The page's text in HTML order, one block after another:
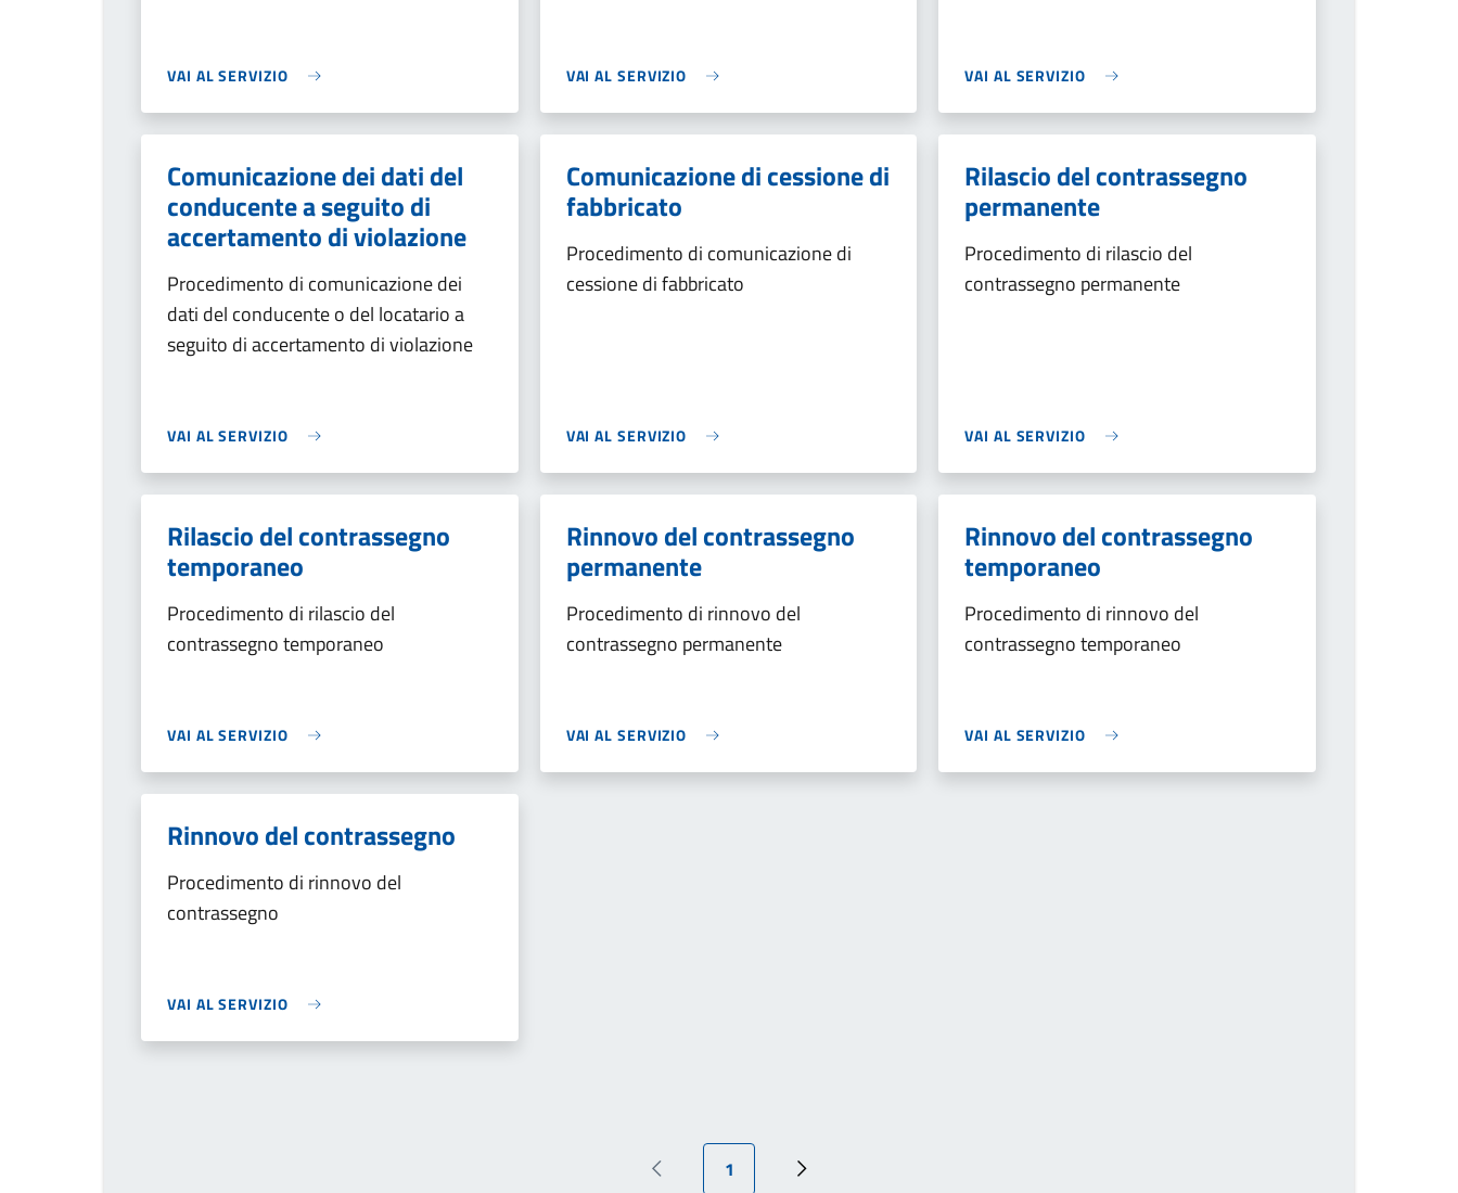
VAI AL SERVIZIO VAI AL SERVIZIO VAI AL SERVIZIO
Comunicazione dei dati del
conducente a seguito di
accertamento di violazione
Procedimento di comunicazione dei
dati del conducente o del locatario a
seguito di accertamento di violazione
VAI AL SERVIZIO
Comunicazione di cessione di
fabbricato
Procedimento di comunicazione di
cessione di fabbricato
VAI AL SERVIZIO
Rilascio del contrassegno
permanente
Procedimento di rilascio del
contrassegno permanente
VAI AL SERVIZIO
Rilascio del contrassegno
temporaneo
Procedimento di rilascio del
contrassegno temporaneo
VAI AL SERVIZIO
Rinnovo del contrassegno
permanente
Procedimento di rinnovo del
contrassegno permanente
VAI AL SERVIZIO
Rinnovo del contrassegno
temporaneo
Procedimento di rinnovo del
contrassegno temporaneo
VAI AL SERVIZIO
Rinnovo del contrassegno
Procedimento di rinnovo del
contrassegno
VAI AL SERVIZIO
Pagina precedente
Pagina attuale
1
Pagina successiva